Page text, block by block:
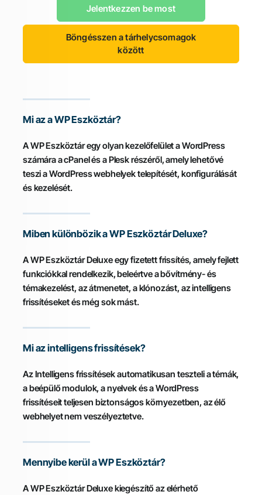
Jelentkezzen be most
Böngésszen a tárhelycsomagok
között
Mi az a WP Eszköztár?
A WP Eszköztár egy olyan kezelőfelület a WordPress
számára a cPanel és a Plesk részéről, amely lehetővé
teszi a WordPress webhelyek telepítését, konfigurálását
és kezelését.
Miben különbözik a WP Eszköztár Deluxe?
A WP Eszköztár Deluxe egy fizetett frissítés, amely fejlett
funkciókkal rendelkezik, beleértve a bővítmény- és
témakezelést, az átmenetet, a klónozást, az intelligens
frissítéseket és még sok mást.
Mi az intelligens frissítések?
Az Intelligens frissítések automatikusan teszteli a témák,
a beépülő modulok, a nyelvek és a WordPress
frissítéseit teljesen biztonságos környezetben, az élő
webhelyet nem veszélyeztetve.
Mennyibe kerül a WP Eszköztár?
A WP Eszköztár Deluxe kiegészítő az elérhető